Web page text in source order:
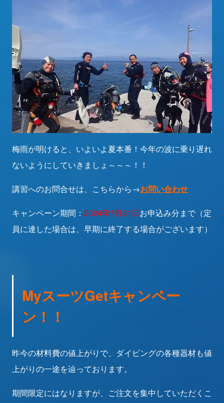
梅雨が明けると、いよいよ夏本番！今年の波に乗り遅れ
ないようにしていきましょ～～～！！
講習へのお問合せは、こちらから→お問い合わせ
キャンペーン期間： 2024年7月31日お申込み分まで（定
員に達した場合は、早期に終了する場合がございます）
MyスーツGetキャンペー
ン！！
昨今の材料費の値上がりで、ダイビングの各種器材も値
上がりの一途を辿っております。
期間限定にはなりますが、ご注文を集中していただくこ